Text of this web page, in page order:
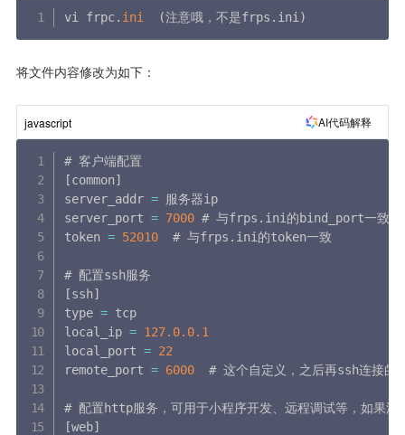
vi frpc. ini (注意哦，不是frps . ini )
将文件内容修改为如下：
javascript AI代码解释
[common]
server_addr = 服务器ip
server_port = 7000 # 与frps . ini的bind_port一致
token = 52010
  # 与frps
. ini的token一致
[ssh]
type = tcp
local_ip = 127.0.0.1
local_port = 22
remote_port = 6000
# 这个自定义，之后再ssh连接的
[web]